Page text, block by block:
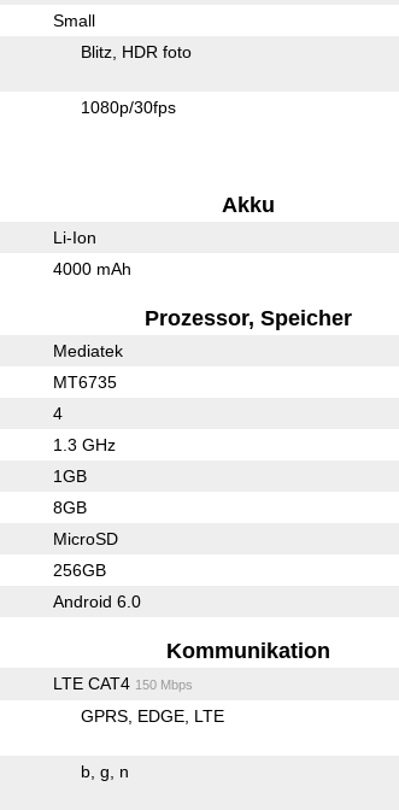
Small
Blitz HDR foto
1080p/30fps
Akku
Li-Ion
4000 mAh
Prozessor, Speicher
Mediatek
MT6735
4
1.3 GHz
1GB
8GB
MicroSD
256GB
Android 6.0
Kommunikation
LTE CAT4 150 Mbps
GPRS EDGE LTE
b g n